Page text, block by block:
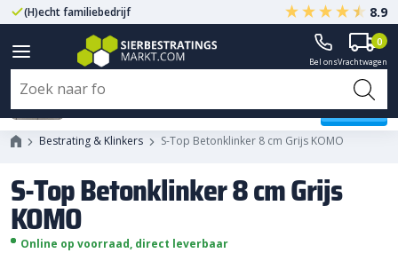
(H)echt familiebedrijf Gegarandeerd A-kwaliteit
8.9
Bel onsVrachtwagen
0
Bestrating & Klinkers S-Top Betonklinker 8 cm Grijs KOMO
S-Top Betonklinker 8 cm Grijs
KOMO
Online op voorraad, direct leverbaar
S-Top Betonklinker 8 cm Grijs
KOMO